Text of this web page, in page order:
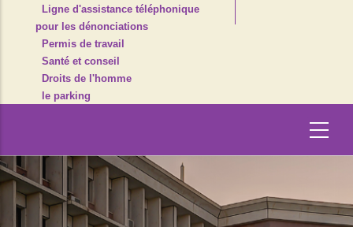
Ligne d'assistance téléphonique
pour les dénonciations
Permis de travail
Santé et conseil
Droits de l'homme
le parking